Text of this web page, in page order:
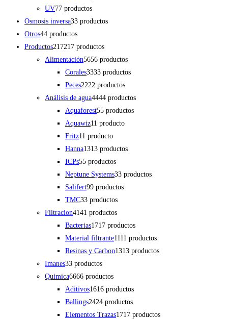
UV77 productos
Osmosis inversa33 productos
Otros44 productos
Productos217217 productos
Alimentación5656 productos
Corales3333 productos
Peces2222 productos
Análisis de agua4444 productos
Aquaforest55 productos
Aquawiz11 producto
Fritz11 producto
Hanna1313 productos
ICPs55 productos
Neptune Systems33 productos
Salifert99 productos
TMC33 productos
Filtracion4141 productos
Bacterias1717 productos
Material filtrante1111 productos
Resinas y Carbon1313 productos
Imanes33 productos
Quimica6666 productos
Aditivos1616 productos
Ballings2424 productos
Elementos Trazas1717 productos